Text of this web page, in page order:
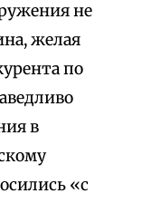
не
желая
по
в
«с